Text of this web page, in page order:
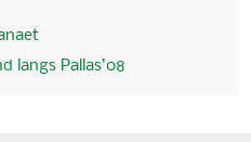
langs Pallas’08